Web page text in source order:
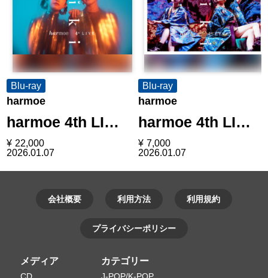
Blu-ray
harmoe
harmoe 4th LI…
¥ 22,000
2026.01.07
Blu-ray
harmoe
harmoe 4th LI…
¥ 7,000
2026.01.07
会社概要 利用方法 利用規約
プライバシーポリシー
メディア カテゴリー